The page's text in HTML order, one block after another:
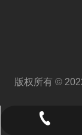
版权所有 ©